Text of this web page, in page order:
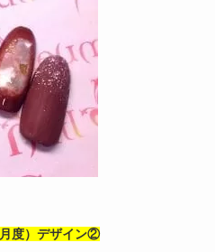
度）デザイン②